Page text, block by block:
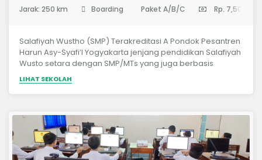
Jarak: 250 km Boarding Paket A/B/C Rp. 7,500,000
Salafiyah Wustho (SMP) Terakreditasi A Pondok Pesantren
Harun Asy-Syafi’I Yogyakarta jenjang pendidikan Salafiyah
Wusto setara dengan SMP/MTs yang juga berbasis
pesantren yang berpotensi melanjutkan ke jenjang tingkat
WUSTHO setara dengan SMP/MTs. Bahkan beberapa
sudah berniat untuk melanjutkan.Sebagian besar santri
yang ditanggung oleh yayasan. Sehingga, keberadaan
jenjang pendidikan Salafiyah Wustho merupakan
kebutuhan bagi kelompok siswa tersebut agar
keberlangsungan program tetap berjalan. Tak hanya itu,
LIHAT SEKOLAH